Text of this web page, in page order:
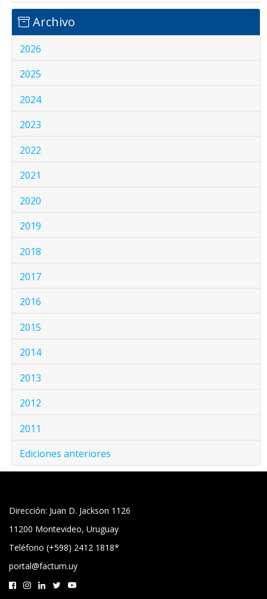
Archivo
2026
2025
2024
2023
2022
2021
2020
2019
2018
2017
2016
2015
2014
2013
2012
2011
Ediciones anteriores
Dirección: Juan D. Jackson 1126
11200 Montevideo, Uruguay
Teléfono (+598) 2412 1818*
portal@factum.uy